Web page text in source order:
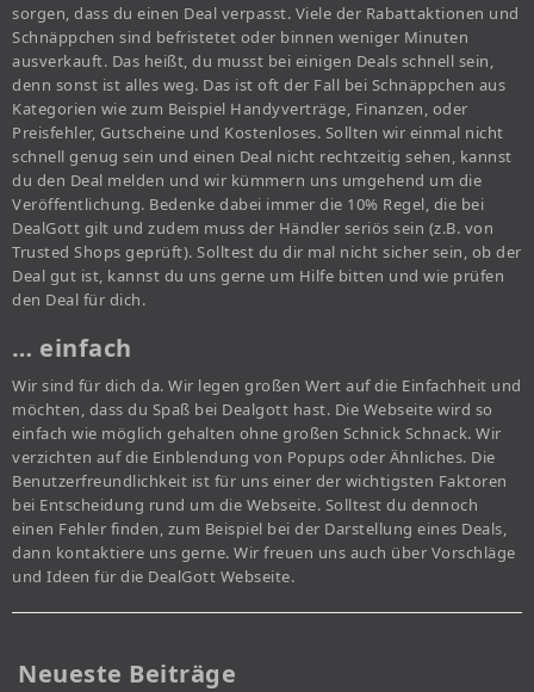
sorgen, dass du einen Deal verpasst. Viele der Rabattaktionen und
Schnäppchen sind befristetet oder binnen weniger Minuten
ausverkauft. Das heißt, du musst bei einigen Deals schnell sein,
denn sonst ist alles weg. Das ist oft der Fall bei Schnäppchen aus
Kategorien wie zum Beispiel Handyverträge, Finanzen, oder
Preisfehler, Gutscheine und Kostenloses. Sollten wir einmal nicht
schnell genug sein und einen Deal nicht rechtzeitig sehen, kannst
du den Deal melden und wir kümmern uns umgehend um die
Veröffentlichung. Bedenke dabei immer die 10% Regel, die bei
DealGott gilt und zudem muss der Händler seriös sein (z.B. von
Trusted Shops geprüft). Solltest du dir mal nicht sicher sein, ob der
Deal gut ist, kannst du uns gerne um Hilfe bitten und wie prüfen
den Deal für dich.
… einfach
Wir sind für dich da. Wir legen großen Wert auf die Einfachheit und
möchten, dass du Spaß bei Dealgott hast. Die Webseite wird so
einfach wie möglich gehalten ohne großen Schnick Schnack. Wir
verzichten auf die Einblendung von Popups oder Ähnliches. Die
Benutzerfreundlichkeit ist für uns einer der wichtigsten Faktoren
bei Entscheidung rund um die Webseite. Solltest du dennoch
einen Fehler finden, zum Beispiel bei der Darstellung eines Deals,
dann kontaktiere uns gerne. Wir freuen uns auch über Vorschläge
und Ideen für die DealGott Webseite.
Neueste Beiträge